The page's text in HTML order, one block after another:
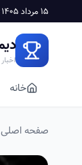
15 مرداد 1405 - 16:24
خانه
صفحه اصلی